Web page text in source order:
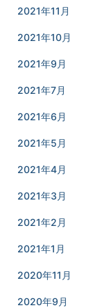
2021年11月
2021年10月
2021年9月
2021年7月
2021年6月
2021年5月
2021年4月
2021年3月
2021年2月
2021年1月
2020年11月
2020年9月